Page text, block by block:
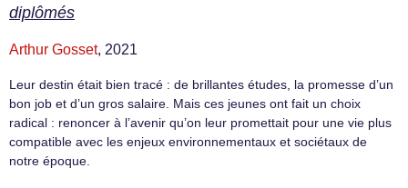
diplômés
Arthur Gosset, 2021
Leur destin était bien tracé : de brillantes études, la promesse d’un
bon job et d’un gros salaire. Mais ces jeunes ont fait un choix
radical : renoncer à l’avenir qu’on leur promettait pour une vie plus
compatible avec les enjeux environnementaux et sociétaux de
notre époque.